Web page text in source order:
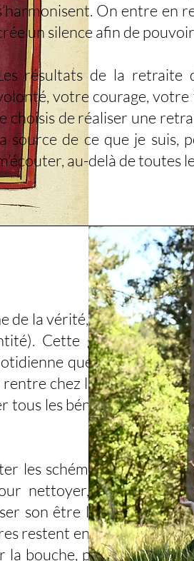
On entre en
un silence afin de
résultats de la retraite
votre courage,
choisis de réaliser une
source de ce que je suis,
au-delà de toutes
la vérité, le Sat
Cette graine
que vous
chez lui.elle,
tous les bénéfices
les schémas, les
nettoyer, pour
son être le plus
restent entiers !
la bouche, parfois